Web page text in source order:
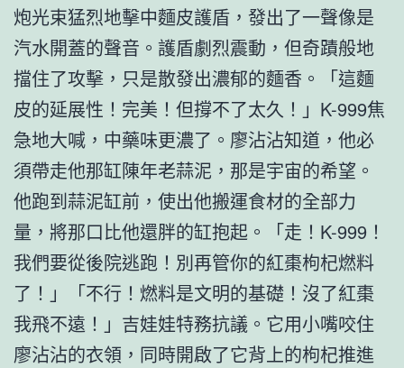
炮光束猛烈地擊中麵皮護盾，發出了一聲像是
汽水開蓋的聲音。護盾劇烈震動，但奇蹟般地
擋住了攻擊，只是散發出濃郁的麵香。「這麵
皮的延展性！完美！但撐不了太久！」K-999焦
急地大喊，中藥味更濃了。廖沾沾知道，他必
須帶走他那缸陳年老蒜泥，那是宇宙的希望。
他跑到蒜泥缸前，使出他搬運食材的全部力
量，將那口比他還胖的缸抱起。「走！K-999！
我們要從後院逃跑！別再管你的紅棗枸杞燃料
了！」「不行！燃料是文明的基礎！沒了紅棗
我飛不遠！」吉娃娃特務抗議。它用小嘴咬住
廖沾沾的衣領，同時開啟了它背上的枸杞推進